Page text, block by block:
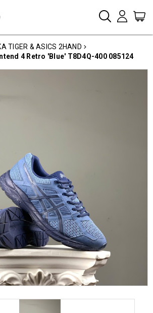
TIGER & ASICS 2HAND
4 Retro 'Blue' T8D4Q-400 085124